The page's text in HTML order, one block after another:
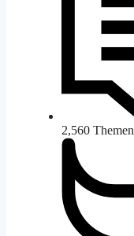
2,560 Themen